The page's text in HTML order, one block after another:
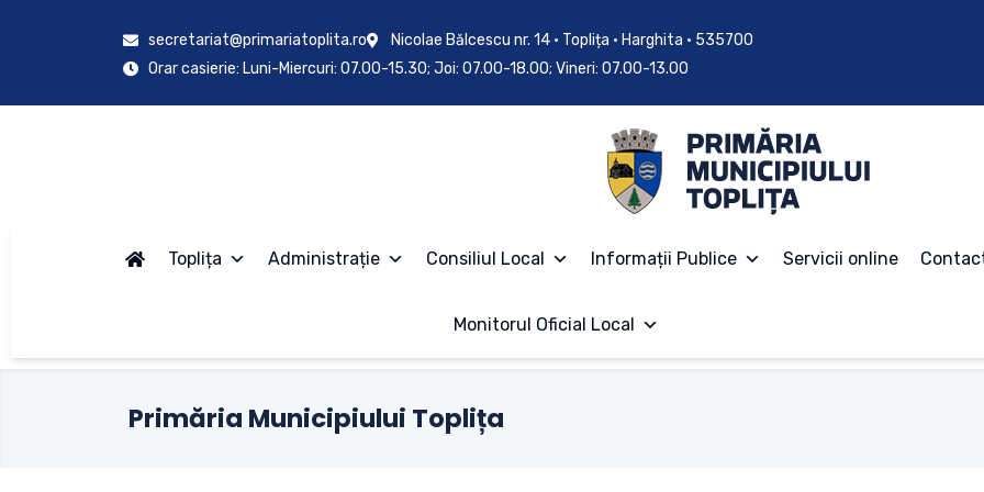
secretariat@primariatoplita.ro
Nicolae Bălcescu nr. 14 • Toplița • Harghita • 535700
Orar casierie: Luni-Miercuri: 07.00-15.30; Joi: 07.00-18.00; Vineri: 07.00-13.00
Toplița Administrație Consiliul Local Informații Publice Servicii online
Monitorul Oficial Local
Primăria Municipiului Toplița